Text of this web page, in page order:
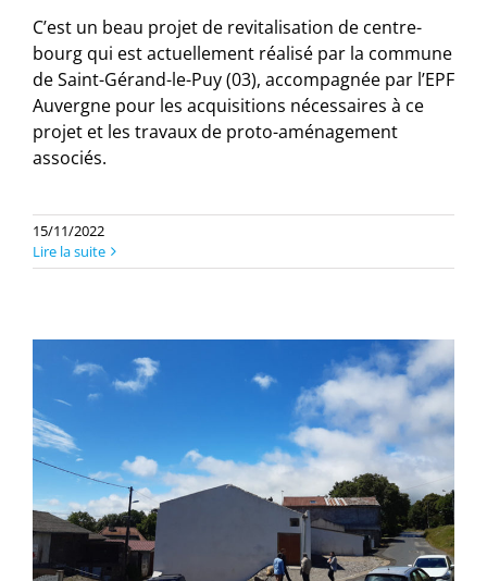
C’est un beau projet de revitalisation de centre-
bourg qui est actuellement réalisé par la commune
de Saint-Gérand-le-Puy (03), accompagnée par l’EPF
Auvergne pour les acquisitions nécessaires à ce
projet et les travaux de proto-aménagement
associés.
15/11/2022
Lire la suite